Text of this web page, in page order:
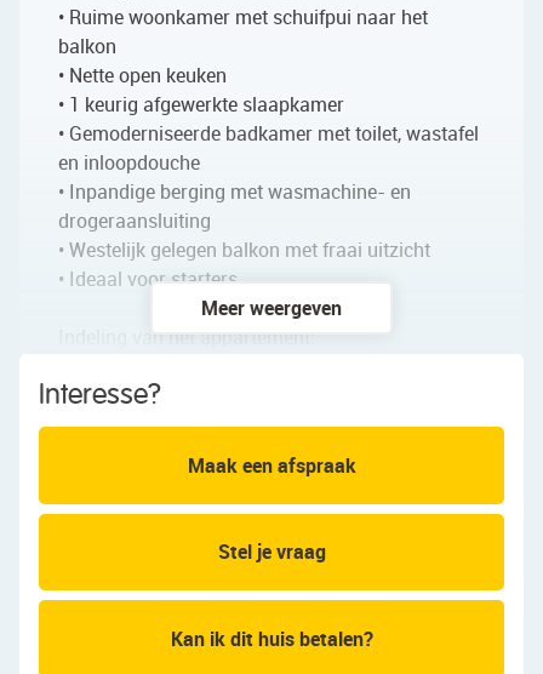
• Ruime woonkamer met schuifpui naar het
balkon
• Nette open keuken
• 1 keurig afgewerkte slaapkamer
• Gemoderniseerde badkamer met toilet, wastafel
en inloopdouche
• Inpandige berging met wasmachine- en
drogeraansluiting
• Westelijk gelegen balkon met fraai uitzicht
• Ideaal voor starters
Indeling van het appartement:
Begane grond:
Gezamenlijke entree met brievenbussen, lift en
Appartement:
Na binnenkomst in het appartement word je
verwelkomd door een langwerpige entreehal, die
toegang biedt tot meerdere vertrekken. De ruime
woonkamer is afgewerkt met een nette vloer en
Meer weergeven
Interesse?
Maak een afspraak
Stel je vraag
Kan ik dit huis betalen?